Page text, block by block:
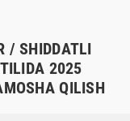
/ SHIDDATLI
2025
QILISH